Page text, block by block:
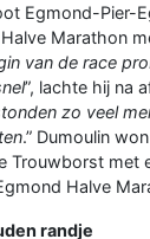
Egmond-Pier-
Marathon
van de race
”, lachte hij na
zo veel
.” Dumoulin
Trouwborst
Halve
randje